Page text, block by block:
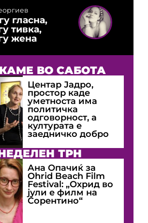
гласна,
тивка,
жена
ВО САБОТА
Центар Јадро,
простор каде
уметноста има
политичка
одговорност, а
културата е
заедничко добро
ТРН
Ана Опачиќ за
Оhrid Beach Film
Festival: „Охрид во
јули е филм на
Сорентино“